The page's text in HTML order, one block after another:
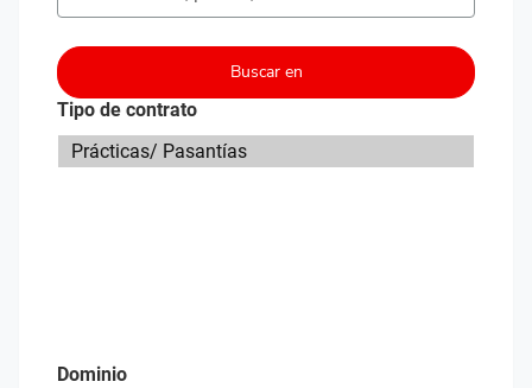
Buscar en
Tipo de contrato
Dominio